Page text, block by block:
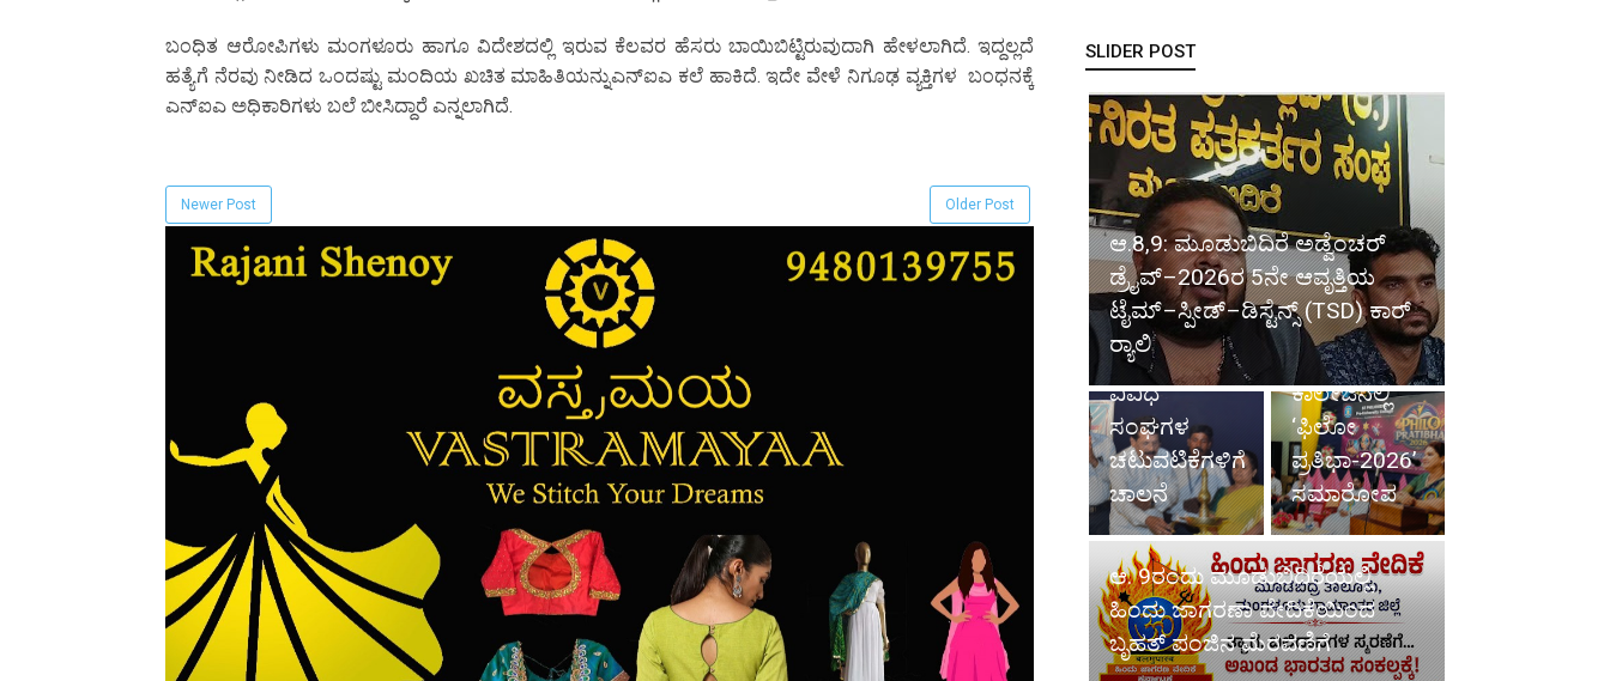
ಬಂಧಿತ ಆರೋಪಿಗಳು ಮಂಗಳೂರು ಹಾಗೂ ವಿದೇಶದಲ್ಲಿ ಇರುವ ಕೆಲವರ ಹೆಸರು ಬಾಯಿಬಿಟ್ಟಿರುವುದಾಗಿ ಹೇಳಲಾಗಿದೆ. ಇದ್ದಲ್ಲದೆ
ಹತ್ಯೆಗೆ ನೆರವು ನೀಡಿದ ಒಂದಷ್ಟು ಮಂದಿಯ ಖಚಿತ ಮಾಹಿತಿಯನ್ನುಎನ್‌ಐಎ ಕಲೆ ಹಾಕಿದೆ. ಇದೇ ವೇಳೆ ನಿಗೂಢ ವ್ಯಕ್ತಿಗಳ ಬಂಧನಕ್ಕೆ
ಎನ್‌ಐಎ ಅಧಿಕಾರಿಗಳು ಬಲೆ ಬೀಸಿದ್ದಾರೆ ಎನ್ನಲಾಗಿದೆ.
Newer Post Older Post
SLIDER POST
ಆ.8,9: ಮೂಡುಬಿದಿರೆ ಅಡ್ವೆಂಚರ್
ಡ್ರೈವ್–2026ರ 5ನೇ ಆವೃತ್ತಿಯ
ಟೈಮ್–ಸ್ಪೀಡ್–ಡಿಸ್ಟೆನ್ಸ್ (TSD) ಕಾರ್
ರ‍್ಯಾಲಿ
ಆಳ್ವಾಸ್ ಪದವಿ
ಪೂರ್ವ
ಕಾಲೇಜಿನಲ್ಲಿ
ವಿವಿಧ
ಸಂಘಗಳ
ಚಟುವಟಿಕೆಗಳಿಗೆ
ಚಾಲನೆ
ಸಂತ
ಫಿಲೋಮಿನಾ
ಪ.ಪೂ.
ಕಾಲೇಜಿನಲ್ಲಿ
‘ಫಿಲೋ
ಪ್ರತಿಭಾ-2026’
ಸಮಾರೋಪ
ಆ. 9ರಂದು ಮೂಡುಬಿದಿರೆಯಲ್ಲಿ
ಹಿಂದು ಜಾಗರಣಾ ವೇದಿಕೆಯಿಂದ
ಬೃಹತ್ ಪಂಜಿನ ಮೆರವಣಿಗೆ